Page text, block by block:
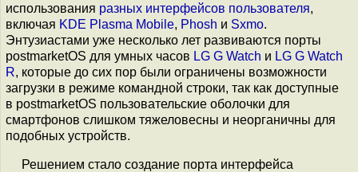
использования разных интерфейсов пользователя,
включая KDE Plasma Mobile, Phosh и Sxmo.
Энтузиастами уже несколько лет развиваются порты
postmarketOS для умных часов LG G Watch и LG G Watch
R, которые до сих пор были ограничены возможности
загрузки в режиме командной строки, так как доступные
в postmarketOS пользовательские оболочки для
смартфонов слишком тяжеловесны и неорганичны для
подобных устройств.
Решением стало создание порта интерфейса